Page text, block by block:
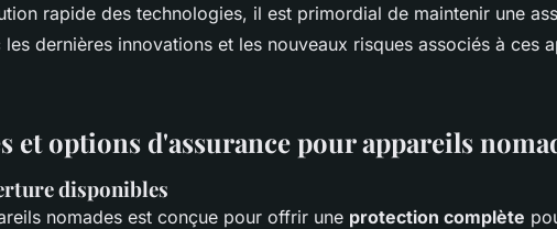
rapide des technologies, il est primordial de maintenir une
dernières innovations et les nouveaux risques associés à ces
et options d'assurance pour appareils
disponibles
nomades est conçue pour offrir une protection complète